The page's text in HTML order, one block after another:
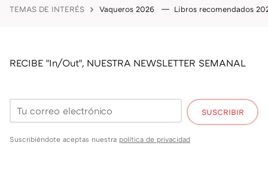
TEMAS DE INTERÉS Vaqueros 2026 Libros recomendados
RECIBE "In/Out", NUESTRA NEWSLETTER SEMANAL
SUSCRIBIR
Suscribiéndote aceptas nuestra política de privacidad